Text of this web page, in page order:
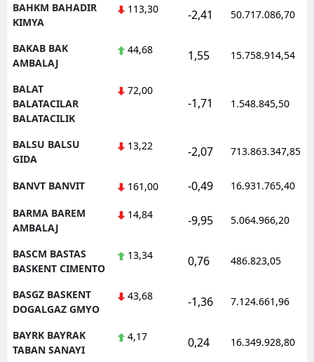
BAHKM BAHADIR
KIMYA
113,30 -2,41 50.717.086,70
BAKAB BAK
AMBALAJ
44,68 1,55 15.758.914,54
BALAT
BALATACILAR
BALATACILIK
72,00
-1,71 1.548.845,50
BALSU BALSU
GIDA
13,22 -2,07 713.863.347,85
BANVT BANVIT 161,00 -0,49 16.931.765,40
BARMA BAREM
AMBALAJ
14,84 -9,95 5.064.966,20
BASCM BASTAS
BASKENT CIMENTO
13,34 0,76 486.823,05
BASGZ BASKENT
DOGALGAZ GMYO
43,68 -1,36 7.124.661,96
BAYRK BAYRAK
TABAN SANAYI
4,17 0,24 16.349.928,80